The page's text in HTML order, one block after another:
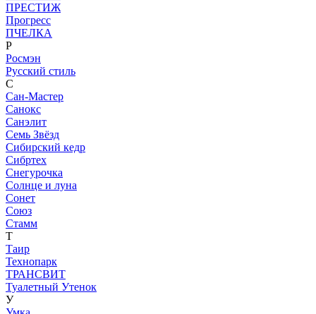
ПРЕСТИЖ
Прогресс
ПЧЕЛКА
Р
Росмэн
Русский стиль
С
Сан-Мастер
Санокс
Санэлит
Семь Звёзд
Сибирский кедр
Сибртех
Снегурочка
Солнце и луна
Сонет
Союз
Стамм
Т
Таир
Технопарк
ТРАНСВИТ
Туалетный Утенок
У